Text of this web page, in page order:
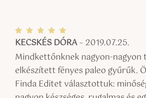
Értékel
és:5
/ 5
KECSKÉS DÓRA– 2019.07.25.
Mindkettőnknek nagyon-nagyon
elkészített fényes paleo gyűrűk.
Finda Editet választottuk: